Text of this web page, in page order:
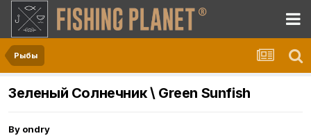
Рыбы
Зеленый Солнечник \ Green Sunfish
By ondry